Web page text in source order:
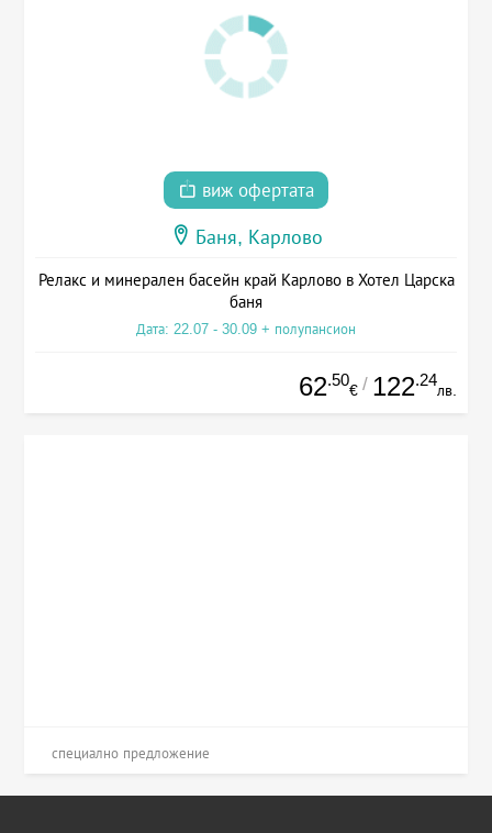
виж офертата
Баня, Карлово
Релакс и минерален басейн край Карлово в Хотел Царска
баня
Дата: 22.07 - 30.09 + полупансион
62.50
€ / 122.24
лв.
специално предложение